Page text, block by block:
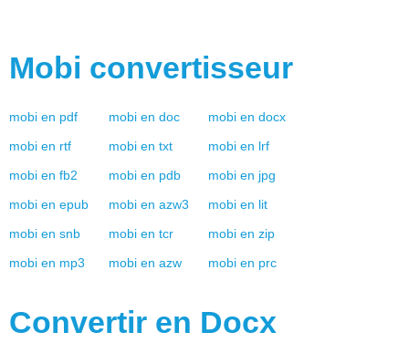
Mobi convertisseur
mobi en pdf mobi en doc mobi en docx
mobi en rtf mobi en txt mobi en lrf
mobi en fb2 mobi en pdb mobi en jpg
mobi en epub mobi en azw3 mobi en lit
mobi en snb mobi en tcr mobi en zip
mobi en mp3 mobi en azw mobi en prc
Convertir en Docx